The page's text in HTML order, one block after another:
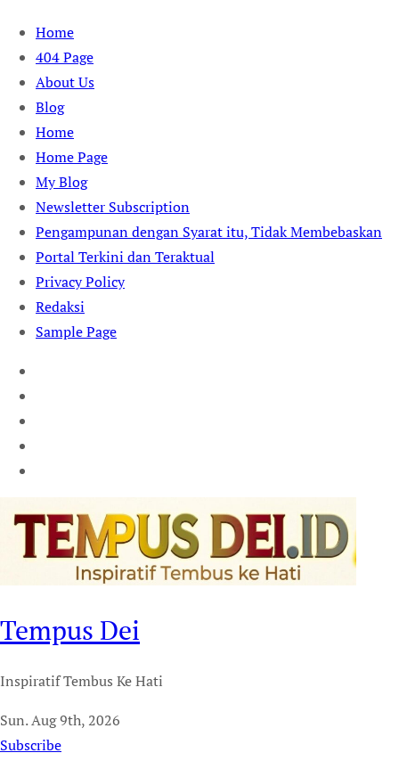
Skip
content
Home
404 Page
About Us
Blog
Home
Home Page
My Blog
Newsletter Subscription
Pengampunan dengan Syarat itu, Tidak Membebaskan
Portal Terkini dan Teraktual
Privacy Policy
Redaksi
Sample Page
Tempus Dei
Inspiratif Tembus Ke Hati
Sun. Aug 9th, 2026
Subscribe